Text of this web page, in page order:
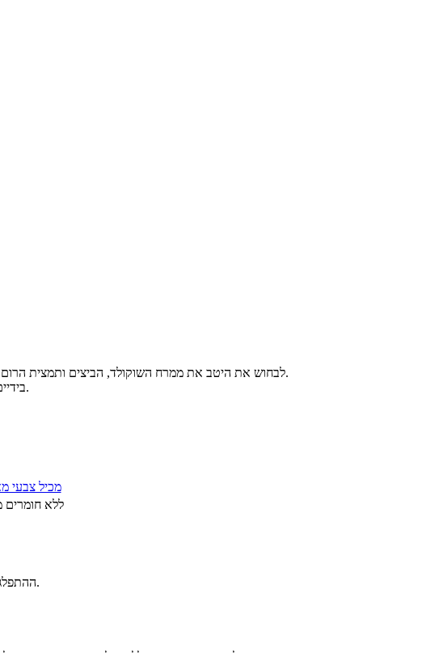
לבחוש את היטב את ממרח השוקולד, הביצים ותמצית הרום עד לקבלת מרקם חלק. להוסיף את הקמח בהדרגה וללוש בעדינות עד לקבלת בצק.
בידיים משומנות להכין כ- 30 כדורים, ולסדר אותם במרווחים על נייר אפייה בתוך תבנית.
מכיל צבעי
ללא חומרים
.